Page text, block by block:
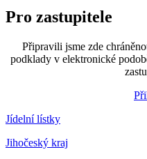
Pro zastupitele
Připravili jsme zde
podklady v elektronické
Jídelní lístky
Jihočeský kraj